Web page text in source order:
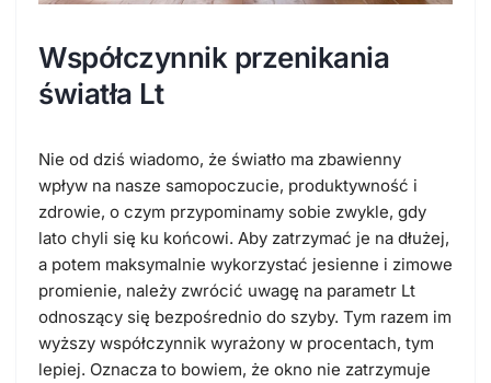
Współczynnik przenikania
światła Lt
Nie od dziś wiadomo, że światło ma zbawienny
wpływ na nasze samopoczucie, produktywność i
zdrowie, o czym przypominamy sobie zwykle, gdy
lato chyli się ku końcowi. Aby zatrzymać je na dłużej,
a potem maksymalnie wykorzystać jesienne i zimowe
promienie, należy zwrócić uwagę na parametr Lt
odnoszący się bezpośrednio do szyby. Tym razem im
wyższy współczynnik wyrażony w procentach, tym
lepiej. Oznacza to bowiem, że okno nie zatrzymuje